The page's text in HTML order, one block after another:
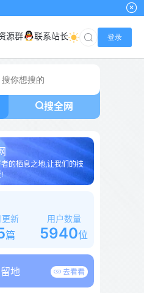
源群 联系站长 登录
搜全网
的栖息之地,让我们的技
新
篇
用户数量
5940位
地 去看看